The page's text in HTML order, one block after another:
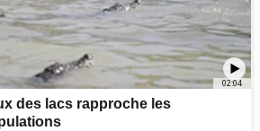
02:04
des lacs rapproche les